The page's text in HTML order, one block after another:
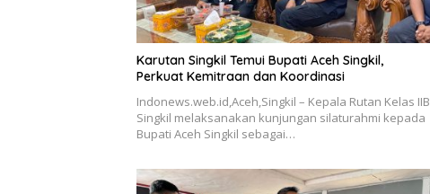
Karutan Singkil Temui Bupati Aceh Singkil,
Perkuat Kemitraan dan Koordinasi
Indonews.web.id,Aceh,Singkil – Kepala Rutan Kelas IIB
Singkil melaksanakan kunjungan silaturahmi kepada
Bupati Aceh Singkil sebagai…